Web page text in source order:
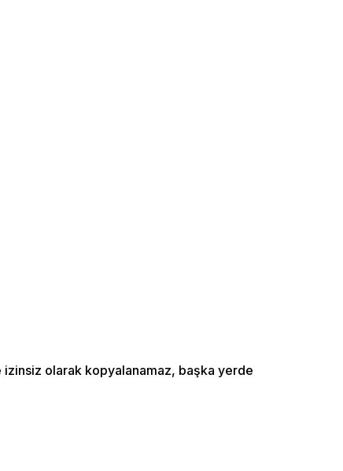
izinsiz olarak kopyalanamaz, başka yerde